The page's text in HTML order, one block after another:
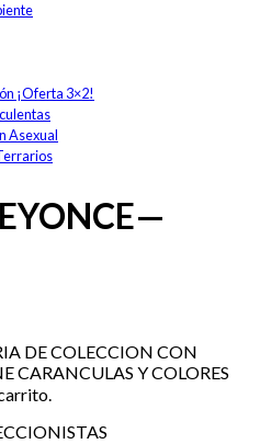
¡Oferta 3×2!
Asexual
DE COLECCION CON
CARANCULAS Y COLORES